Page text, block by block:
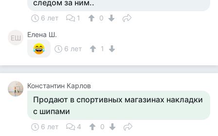
следом за ним..
6 лет 1 0
ЕШ
Елена Ш.
6 лет
1
Константин Карлов
Продают в спортивных магазинах накладки
с шипами
6 лет 4 0